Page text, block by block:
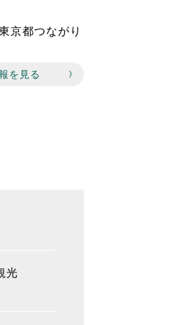
京都つながり
を見る
光